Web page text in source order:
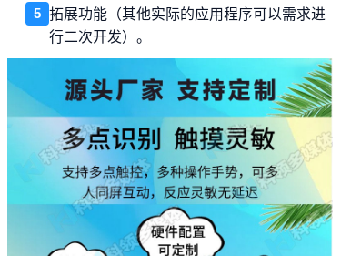
5 拓展功能（其他实际的应用程序可以需求进
行二次开发）。